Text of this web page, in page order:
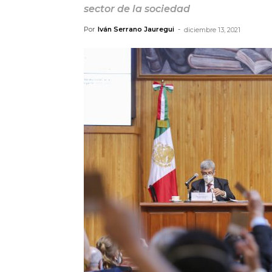
sector de la sociedad
Por Iván Serrano Jauregui - diciembre 13, 2021